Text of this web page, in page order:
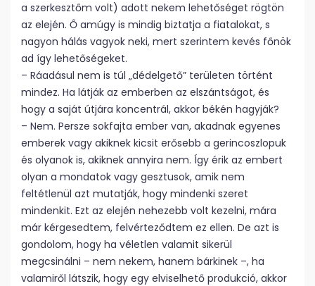
a szerkesztőm volt) adott nekem lehetőséget rögtön
az elején. Ő amúgy is mindig biztatja a fiatalokat, s
nagyon hálás vagyok neki, mert szerintem kevés főnök
ad így lehetőségeket.
– Ráadásul nem is túl „dédelgető” területen történt
mindez. Ha látják az emberben az elszántságot, és
hogy a saját útjára koncentrál, akkor békén hagyják?
– Nem. Persze sokfajta ember van, akadnak egyenes
emberek vagy akiknek kicsit erősebb a gerincoszlopuk
és olyanok is, akiknek annyira nem. Így érik az embert
olyan a mondatok vagy gesztusok, amik nem
feltétlenül azt mutatják, hogy mindenki szeret
mindenkit. Ezt az elején nehezebb volt kezelni, mára
már kérgesedtem, felvérteződtem ez ellen. De azt is
gondolom, hogy ha véletlen valamit sikerül
megcsinálni – nem nekem, hanem bárkinek –, ha
valamiről látszik, hogy egy elviselhető produkció, akkor